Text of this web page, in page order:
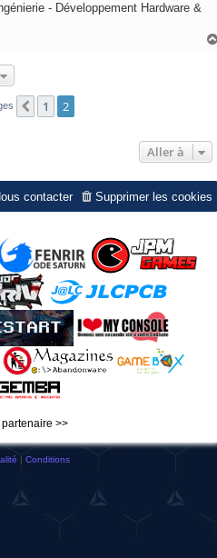
- Développement Hardware &
Précédente
1 2
Aller à
Supprimer les cookies
contacter
>>
| Conditions